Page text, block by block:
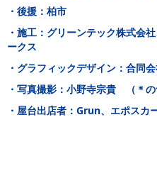
・後援：柏市
・施工：グリーンテック株式会
ークス
・グラフィックデザイン：合同
・写真撮影：小野寺宗貴 （＊
・屋台出店者：Grun、エポスカ